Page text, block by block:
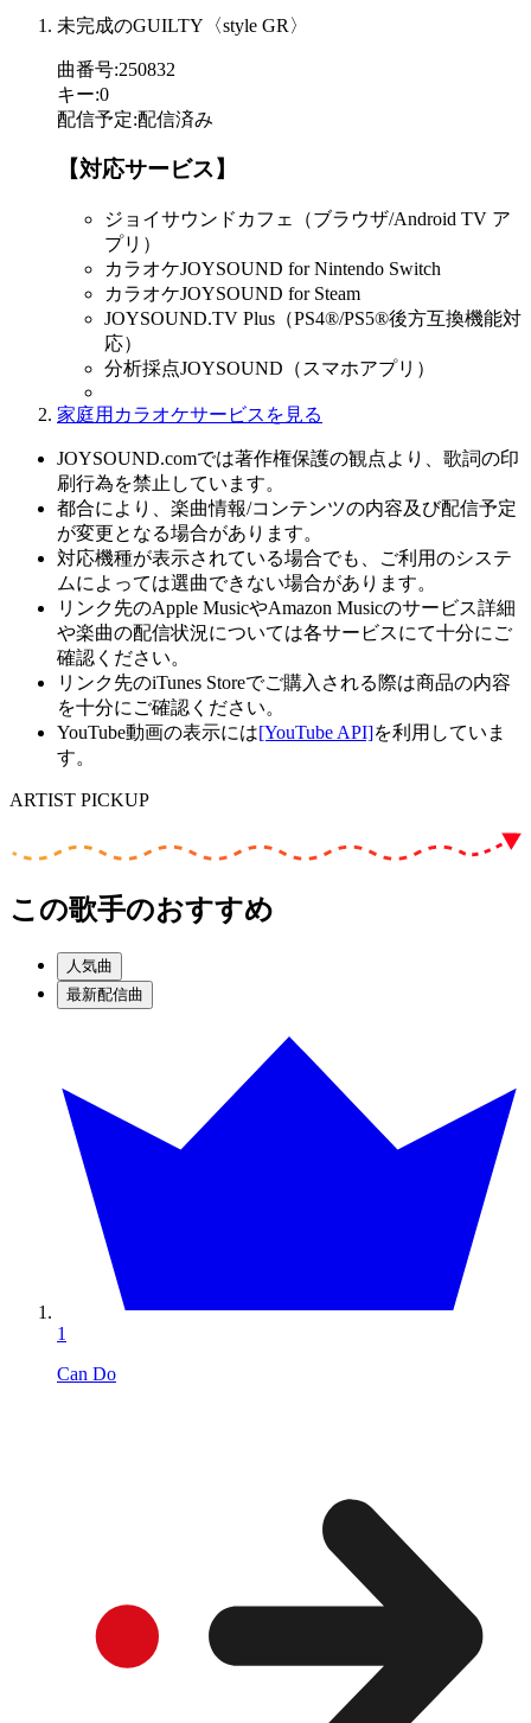
未完成のGUILTY〈style GR〉
曲番号:250832
キー:0
配信予定:配信済み
【対応サービス】
ジョイサウンドカフェ（ブラウザ/Android TV ア
プリ）
カラオケJOYSOUND for Nintendo Switch
カラオケJOYSOUND for Steam
JOYSOUND.TV Plus（PS4®/PS5®後方互換機能対
応）
分析採点JOYSOUND（スマホアプリ）
家庭用カラオケサービスを見る
JOYSOUND.comでは著作権保護の観点より、歌詞の印
刷行為を禁止しています。
都合により、楽曲情報/コンテンツの内容及び配信予定
が変更となる場合があります。
対応機種が表示されている場合でも、ご利用のシステ
ムによっては選曲できない場合があります。
リンク先のApple MusicやAmazon Musicのサービス詳細
や楽曲の配信状況については各サービスにて十分にご
確認ください。
リンク先のiTunes Storeでご購入される際は商品の内容
を十分にご確認ください。
YouTube動画の表示には[YouTube API]を利用していま
す。
ARTIST PICKUP
この歌手のおすすめ
人気曲
最新配信曲
1
Can Do